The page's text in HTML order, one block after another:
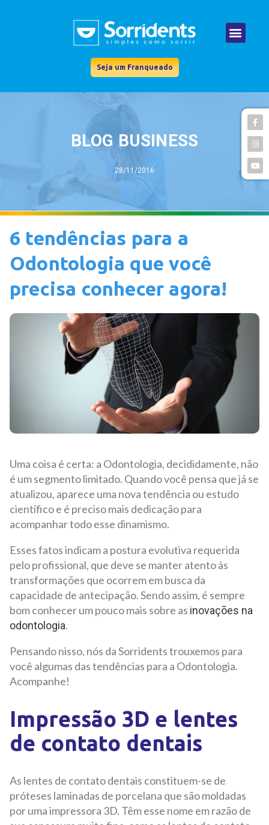
Seja um Franqueado
BLOG BUSINESS
28/11/2016
6 tendências para a
Odontologia que você
precisa conhecer agora!
Uma coisa é certa: a Odontologia, decididamente, não
é um segmento limitado. Quando você pensa que já se
atualizou, aparece uma nova tendência ou estudo
científico e é preciso mais dedicação para
acompanhar todo esse dinamismo.
Esses fatos indicam a postura evolutiva requerida
pelo profissional, que deve se manter atento às
transformações que ocorrem em busca da
capacidade de antecipação. Sendo assim, é sempre
bom conhecer um pouco mais sobre as inovações na
odontologia.
Pensando nisso, nós da Sorridents trouxemos para
você algumas das tendências para a Odontologia.
Acompanhe!
Impressão 3D e lentes
de contato dentais
As lentes de contato dentais constituem-se de
próteses laminadas de porcelana que são moldadas
por uma impressora 3D. Têm esse nome em razão de